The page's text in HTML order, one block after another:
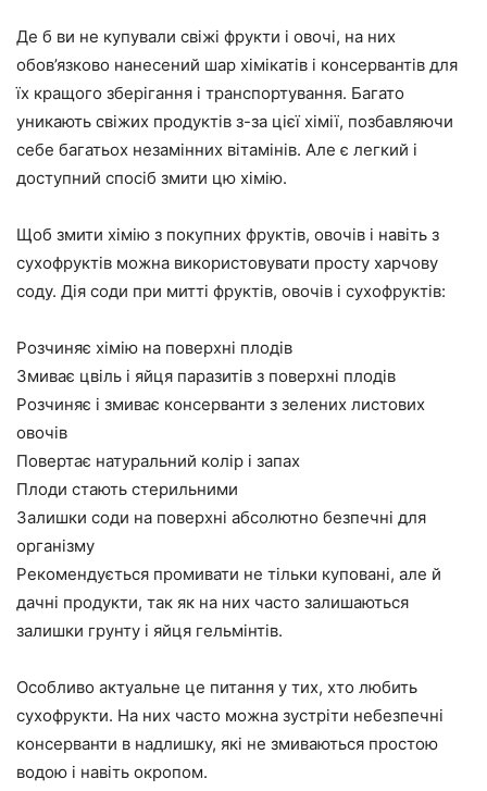
Де б ви не купували свіжі фрукти і овочі, на них
обов’язково нанесений шар хімікатів і консервантів для
їх кращого зберігання і транспортування. Багато
уникають свіжих продуктів з-за цієї хімії, позбавляючи
себе багатьох незамінних вітамінів. Але є легкий і
доступний спосіб змити цю хімію.
Щоб змити хімію з покупних фруктів, овочів і навіть з
сухофруктів можна використовувати просту харчову
соду. Дія соди при митті фруктів, овочів і сухофруктів:
Розчиняє хімію на поверхні плодів
Змиває цвіль і яйця паразитів з поверхні плодів
Розчиняє і змиває консерванти з зелених листових
овочів
Повертає натуральний колір і запах
Плоди стають стерильними
Залишки соди на поверхні абсолютно безпечні для
організму
Рекомендується промивати не тільки куповані, але й
дачні продукти, так як на них часто залишаються
залишки грунту і яйця гельмінтів.
Особливо актуальне це питання у тих, хто любить
сухофрукти. На них часто можна зустріти небезпечні
консерванти в надлишку, які не змиваються простою
водою і навіть окропом.